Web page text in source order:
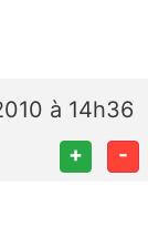
à 14h36
+ -